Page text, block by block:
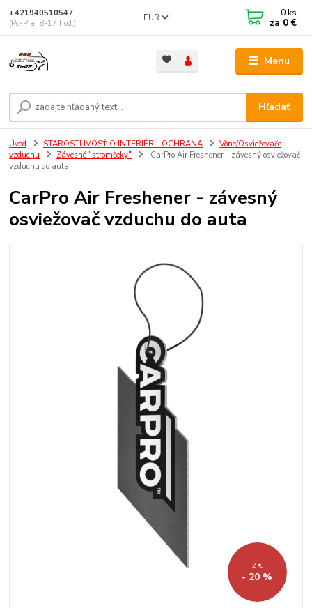
Menu
EUR
Hľadať
+421940510547
(Po-Pia, 8-17 hod.)
0 ks
za 0 €
Úvod STAROSTLIVOSŤ O INTERIÉR - OCHRANA
Vône/Osviežovače
vzduchu
Závesné "stromčeky"
CarPro Air Freshener - závesný osviežovač
vzduchu do auta
CarPro Air Freshener - závesný
osviežovač vzduchu do auta
2 €
- 20 %